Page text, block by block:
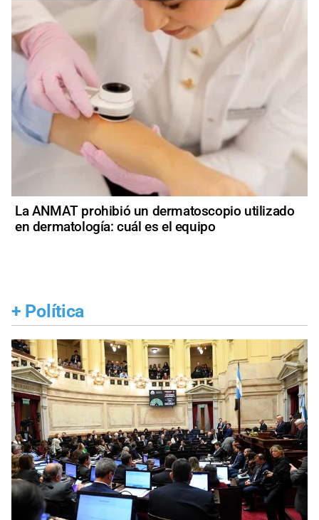
La ANMAT prohibió un dermatoscopio utilizado
en dermatología: cuál es el equipo
+ Política